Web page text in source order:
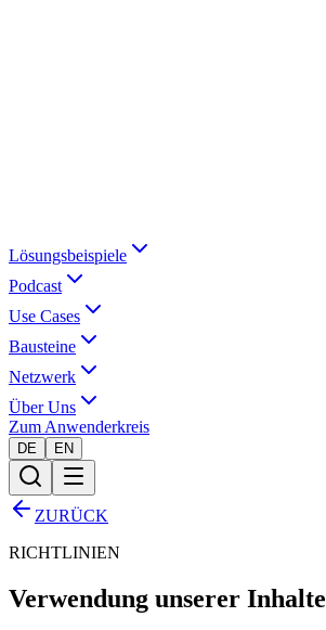
Lösungsbeispiele
Podcast
Use Cases
Bausteine
Netzwerk
Über Uns
Zum Anwenderkreis
DE EN
ZURÜCK
RICHTLINIEN
Verwendung unserer Inhalte